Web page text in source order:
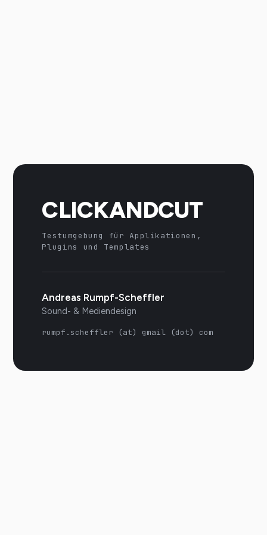
CLICKANDCUT
Testumgebung für Applikationen,
Plugins und Templates
Andreas Rumpf-Scheffler
Sound- & Mediendesign
rumpf.scheffler (at) gmail (dot) com